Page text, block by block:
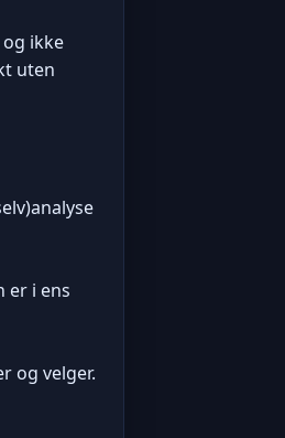
ikke
uten
er i ens
og velger.